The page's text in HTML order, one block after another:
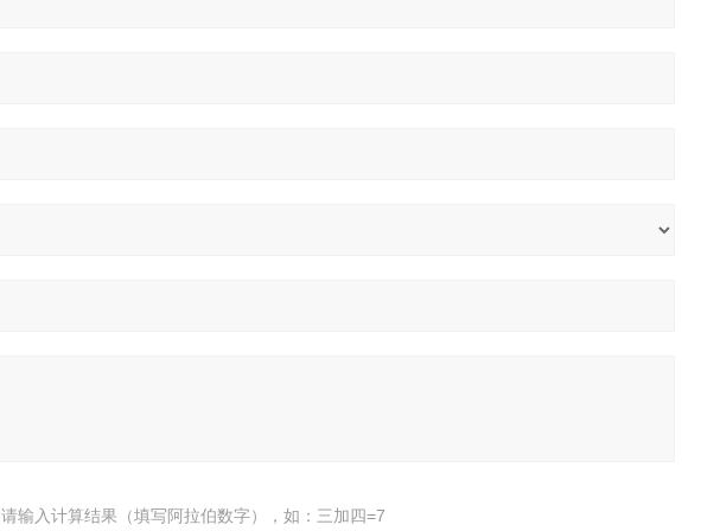
请输入计算结果（填写阿拉伯数字），如：三加四=7